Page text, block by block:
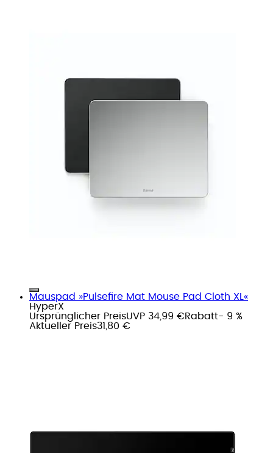
Mauspad »Pulsefire Mat Mouse Pad Cloth XL«
HyperX
Ursprünglicher PreisUVP 34,99 €Rabatt- 9 %
Aktueller Preis31,80 €